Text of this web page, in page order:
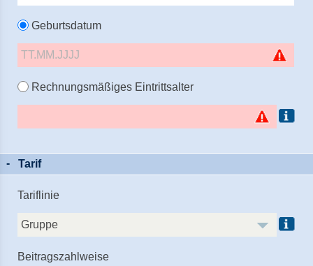
Geburtsdatum
Rechnungsmäßiges Eintrittsalter
Tarif
Tariflinie
Beitragszahlweise